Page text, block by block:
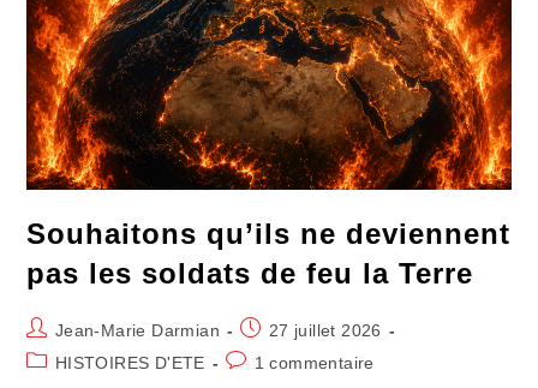
Souhaitons qu’ils ne deviennent
pas les soldats de feu la Terre
Auteur/autrice
de
Jean-Marie Darmian
Publication
publiée :
27 juillet 2026
PostHISTOIRES D'ETE
Commentaires
1 commentaire